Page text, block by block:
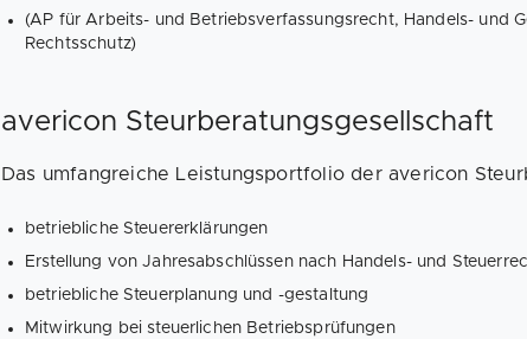
(AP für Arbeits- und Betriebsverfassungsrecht, Handels- und
Rechtsschutz)
avericon Steurberatungsgesellschaft
Das umfangreiche Leistungsportfolio der avericon
betriebliche Steuererklärungen
Erstellung von Jahresabschlüssen nach Handels- und
betriebliche Steuerplanung und -gestaltung
Mitwirkung bei steuerlichen Betriebsprüfungen